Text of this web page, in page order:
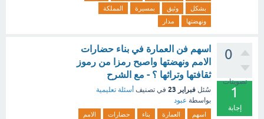
بشكل
وثيق بمسيرة
المملكة
ونهضتها
مدار
0
تصويتات
1
إجابة
اسهم فن العمارة في بناء حضارات
الامم ونهضتها واصبح رمزا من رموز
ثقافتها وتراثها ؟ - مع الشرح
سُئل فبراير 23 في تصنيف أسئلة تعليمية
بواسطة عبود
اسهم العمارة بناء حضارات
الامم